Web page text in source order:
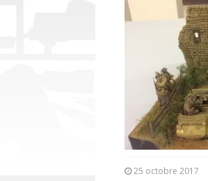
25 octobre 2017